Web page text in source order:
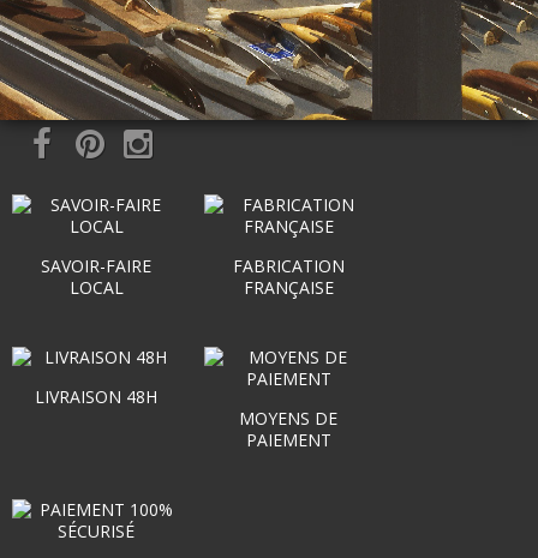
SAVOIR-FAIRE
LOCAL
FABRICATION
FRANÇAISE
LIVRAISON 48H
MOYENS DE
PAIEMENT